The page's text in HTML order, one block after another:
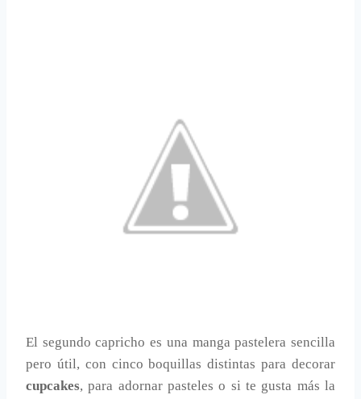
El segundo capricho es una manga pastelera sencilla
pero útil, con cinco boquillas distintas para decorar
cupcakes, para adornar pasteles o si te gusta más la